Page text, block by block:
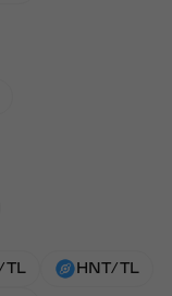
TL HNT/TL